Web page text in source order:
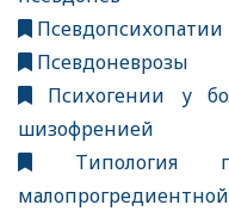
Псевдопсихопатии
Псевдоневрозы
Психогении у
шизофренией
Типология